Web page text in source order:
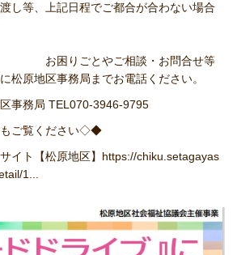
し等、上記日程でご都合が合わない場合
談ください。
ご相談・お問合せ等
松原地区事務局までお電話ください。
事務局 TEL070-3946-9795
ご覧ください◇◆
イト【松原地区】 https://chiku.setagayas
1...